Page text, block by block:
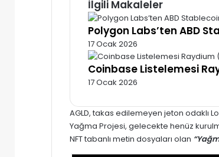
İlgili Makaleler
Polygon Labs’ten ABD
17 Ocak 2026
Coinbase Listelemesi
17 Ocak 2026
AGLD, takas edilemeyen jeton odaklı
Yağma Projesi, gelecekte henüz
NFT tabanlı metin dosyaları olan